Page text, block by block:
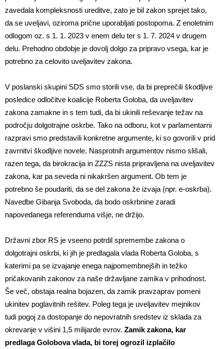
zavedala kompleksnosti ureditve, zato je bil zakon sprejet tako,
da se uveljavi, oziroma prične uporabljati postopoma. Z enoletnim
odlogom oz. s 1. 1. 2023 v enem delu ter s 1. 7. 2024 v drugem
delu. Prehodno obdobje je dovolj dolgo za pripravo vsega, kar je
potrebno za celovito uveljavitev zakona.
V poslanski skupini SDS smo storili vse, da bi preprečili škodljive
posledice odločitve koalicije Roberta Goloba, da uveljavitev
zakona zamakne in s tem tudi, da bi ukinili reševanje težav na
področju dolgotrajne oskrbe. Tako na odboru, kot v parlamentarni
razpravi smo predstavili konkretne argumente, ki so govorili v prid
zavrnitvi škodljive novele. Nasprotnih argumentov nismo slišali,
razen tega, da birokracija in ZZZS nista pripravljena na uveljavitev
zakona, kar pa seveda ni nikakršen argument. Ob tem je
potrebno še poudariti, da se del zakona že izvaja (npr. e-oskrba).
Navedbe Gibanja Svoboda, da bodo oskrbnine zaradi
napovedanega referenduma višje, ne držijo.
Državni zbor RS je vseeno potrdil spremembe zakona o
dolgotrajni oskrbi, ki jih je predlagala vlada Roberta Goloba, s
katerimi pa se izvajanje enega najpomembnejših in težko
pričakovanih zakonov za naše državljane zamika v prihodnost.
Še več, obstaja realna bojazen, da zamik pravzaprav pomeni
ukinitev poglavitnih rešitev. Poleg tega je uveljavitev mejnikov
tudi pogoj za dostopanje do nepovratnih sredstev iz sklada za
okrevanje v višini 1,5 milijarde evrov. Zamik zakona, kar
predlaga Golobova vlada, bi torej ogrozil izplačilo